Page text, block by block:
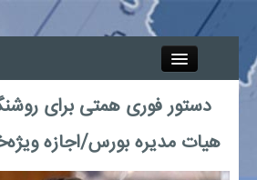
جذب خبرنگار
آگهی استخدام
دستور فوری همتی برای
هیات مدیره بورس/اجازه